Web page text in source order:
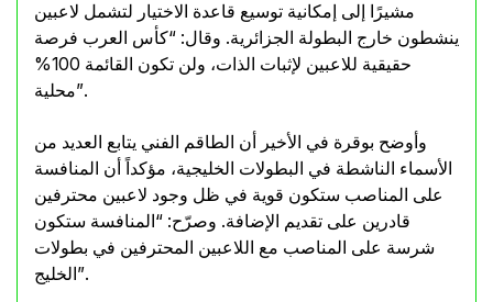
مشيرًا إلى إمكانية توسيع قاعدة الاختيار لتشمل لاعبين
ينشطون خارج البطولة الجزائرية. وقال: “كأس العرب فرصة
حقيقية للاعبين لإثبات الذات، ولن تكون القائمة 100%
محلية”.
وأوضح بوقرة في الأخير أن الطاقم الفني يتابع العديد من
الأسماء الناشطة في البطولات الخليجية، مؤكداً أن المنافسة
على المناصب ستكون قوية في ظل وجود لاعبين محترفين
قادرين على تقديم الإضافة. وصرّح: “المنافسة ستكون
شرسة على المناصب مع اللاعبين المحترفين في بطولات
الخليج”.